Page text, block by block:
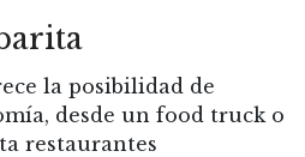
la posibilidad de
desde un food truck o
restaurantes